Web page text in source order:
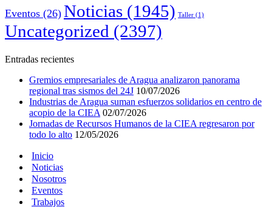
Eventos (26) Noticias (1945) Taller (1)
Uncategorized (2397)
Entradas recientes
Gremios empresariales de Aragua analizaron panorama
regional tras sismos del 24J 10/07/2026
Industrias de Aragua suman esfuerzos solidarios en centro de
acopio de la CIEA 02/07/2026
Jornadas de Recursos Humanos de la CIEA regresaron por
todo lo alto 12/05/2026
Inicio
Noticias
Nosotros
Eventos
Trabajos